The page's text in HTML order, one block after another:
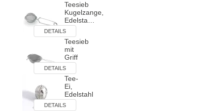
Teesieb
Kugelzange,
Edelsta…
DETAILS
Teesieb
mit
Griff
DETAILS
Tee-
Ei,
Edelstahl
DETAILS